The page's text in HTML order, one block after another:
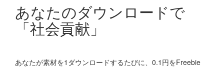
あなたのダウンロードで
「社会貢献」
あなたが素材を1ダウンロードするたびに、0.1円をFreebie